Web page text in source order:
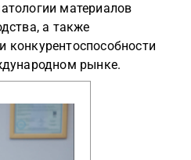
материалов
а также
рынке.